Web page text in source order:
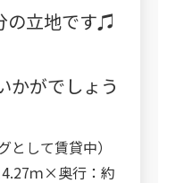
の立地です♫
かがでしょう
して賃貸中）
ｍ×奥行：約